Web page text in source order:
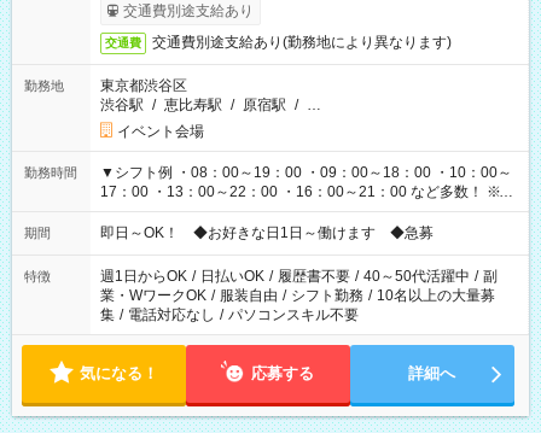
も異なります
交通費別途支給あり
交通費 交通費別途支給あり(勤務地により異なります)
勤務地
東京都渋谷区
渋谷駅 / 恵比寿駅 / 原宿駅 / …
イベント会場
勤務時間
▼シフト例 ・08：00～19：00 ・09：00～18：00 ・10：00～
17：00 ・13：00～22：00 ・16：00～21：00 など多数！ ※お
仕事により勤務時間が異なります
期間 即日～OK！ ◆お好きな日1日～働けます ◆急募
特徴 週1日からOK / 日払いOK / 履歴書不要 / 40～50代活躍中 / 副
業・WワークOK / 服装自由 / シフト勤務 / 10名以上の大量募
集 / 電話対応なし / パソコンスキル不要
気になる！ 応募する 詳細へ